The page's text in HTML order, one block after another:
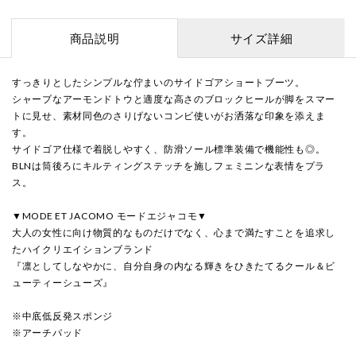
商品説明 サイズ詳細
すっきりとしたシンプルな佇まいのサイドゴアショートブーツ。
シャープなアーモンドトウと適度な高さのブロックヒールが脚をスマー
トに見せ、素材同色のさりげないコンビ使いがお洒落な印象を添えま
す。
サイドゴア仕様で着脱しやすく、防滑ソール標準装備で機能性も◎。
BLNは筒後ろにキルティングステッチを施しフェミニンな表情をプラ
ス。
▼MODE ET JACOMO モードエジャコモ▼
大人の女性に向け物質的なものだけでなく、心まで満たすことを追求し
たハイクリエイションブランド
『凛としてしなやかに、自分自身の内なる輝きをひきたてるクール＆ビ
ューティーシューズ』
※中底低反発スポンジ
※アーチパッド